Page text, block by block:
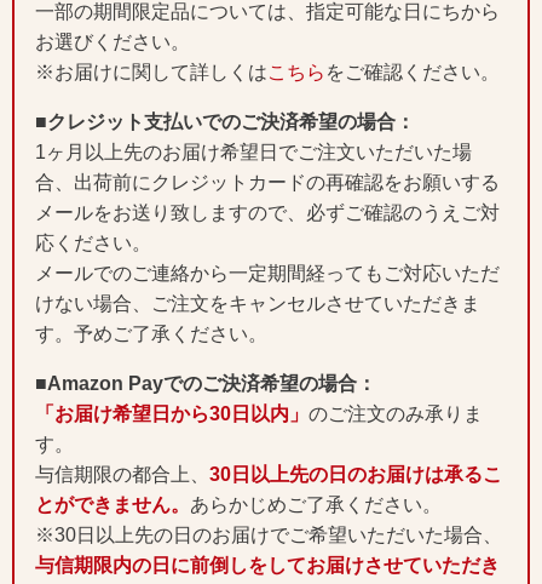
一部の期間限定品については、指定可能な日にちから
お選びください。
※お届けに関して詳しくはこちら をご確認ください。
■クレジット支払いでのご決済希望の場合：
1ヶ月以上先のお届け希望日でご注文いただいた場
合、出荷前にクレジットカードの再確認をお願いする
メールをお送り致しますので、必ずご確認のうえご対
応ください。
メールでのご連絡から一定期間経ってもご対応いただ
けない場合、ご注文をキャンセルさせていただきま
す。予めご了承ください。
■Amazon Payでのご決済希望の場合：
「お届け希望日から30日以内」のご注文のみ承りま
す。
与信期限の都合上、30日以上先の日のお届けは承るこ
とができません。 あらかじめご了承ください。
※30日以上先の日のお届けでご希望いただいた場合、
与信期限内の日に前倒しをしてお届けさせていただき